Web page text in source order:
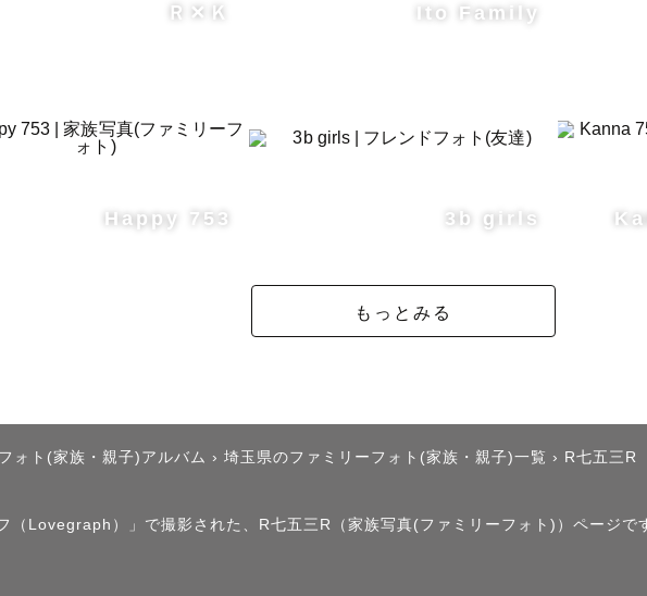
出来るだけ第一希望〜第三希望までご入力の上ご予約いただけると
Ｒ✕Ｋ Ito Family
Happy 753 3b girls
もっとみる
ォト(家族・親子)アルバム › 埼玉県のファミリーフォト(家族・親子)一覧 › R七五三R
（Lovegraph）」で撮影された、R七五三R（家族写真(ファミリーフォト)）ページで